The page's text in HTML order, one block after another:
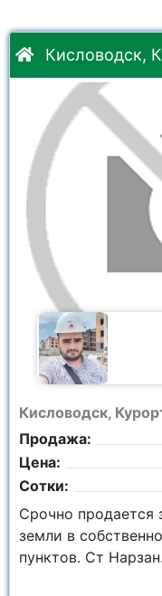
Кисловодск,
Кисловодск,
Продажа:
Цена:
Сотки:
Срочно продается
земли в
пунктов. Ст